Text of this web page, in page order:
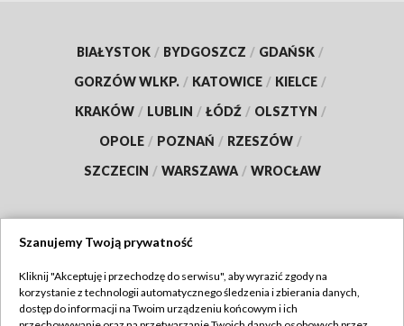
BIAŁYSTOK / BYDGOSZCZ / GDAŃSK /
GORZÓW WLKP. / KATOWICE / KIELCE /
KRAKÓW / LUBLIN / ŁÓDŹ / OLSZTYN /
OPOLE / POZNAŃ / RZESZÓW /
SZCZECIN / WARSZAWA / WROCŁAW
TVP
Szanujemy Twoją prywatność
Kliknij "Akceptuję i przechodzę do serwisu", aby wyrazić zgody na
korzystanie z technologii automatycznego śledzenia i zbierania danych,
dostęp do informacji na Twoim urządzeniu końcowym i ich